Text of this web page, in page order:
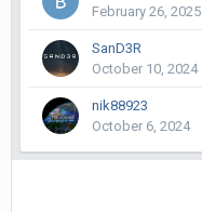
February 26, 2025
SanD3R
October 10, 2024
nik88923
October 6, 2024